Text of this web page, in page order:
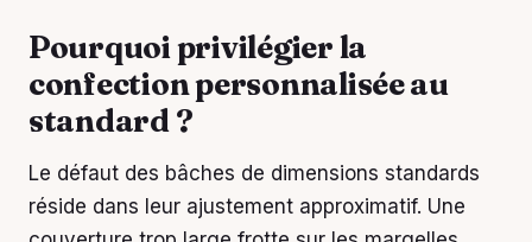
Pourquoi privilégier la
confection personnalisée au
standard ?
Le défaut des bâches de dimensions standards
réside dans leur ajustement approximatif. Une